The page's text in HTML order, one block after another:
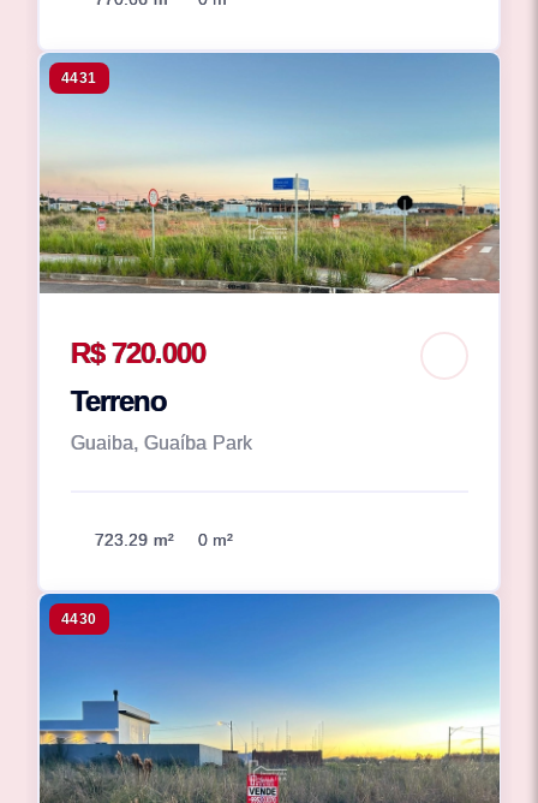
4431
R$ 720.000
Terreno
Guaiba, Guaíba Park
723.29 m² 0 m²
4430